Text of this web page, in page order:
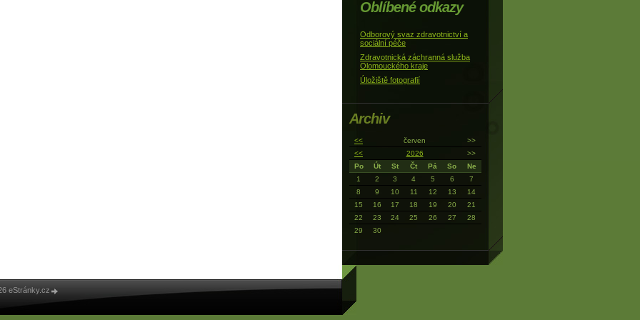
Oblíbené odkazy
Odborový svaz zdravotnictví a
sociální péče
Zdravotnická záchranná služba
Olomouckého kraje
Úložiště fotografií
Archiv
<< červen
>>
<<
2026
>>
Po
Út St Čt Pá So
Ne
1
2 3 4 5 6
7
8
9 10 11 12 13
14
15
16 17 18 19 20
21
22
23 24 25 26 27
28
29
30
eStránky.cz